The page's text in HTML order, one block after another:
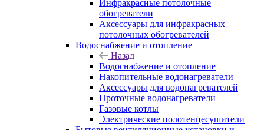
Инфракрасные потолочные
обогреватели
Аксессуары для инфракрасных
потолочных обогревателей
Водоснабжение и отопление
Назад
Водоснабжение и отопление
Накопительные водонагреватели
Аксессуары для водонагревателей
Проточные водонагреватели
Газовые котлы
Электрические полотенцесушители